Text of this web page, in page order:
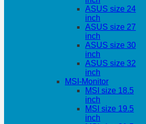
ASUS size 24
inch
ASUS size 27
inch
ASUS size 30
inch
ASUS size 32
inch
MSI-Monitor
MSI size 18.5
inch
MSI size 19.5
inch